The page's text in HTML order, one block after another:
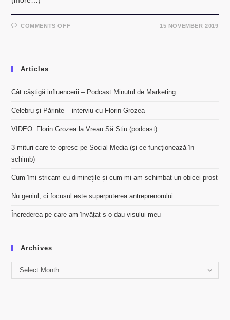
COMMENTS OFFON
PRIMA
15 NOVEMBER 2019
Articles
Cât câștigă influencerii – Podcast Minutul de Marketing
Celebru și Părinte – interviu cu Florin Grozea
VIDEO: Florin Grozea la Vreau Să Știu (podcast)
3 mituri care te opresc pe Social Media (și ce funcționează în
schimb)
Cum îmi stricam eu diminețile și cum mi-am schimbat un obicei prost
Nu geniul, ci focusul este superputerea antreprenorului
Încrederea pe care am învățat s-o dau visului meu
Archives
Archives
Select Month